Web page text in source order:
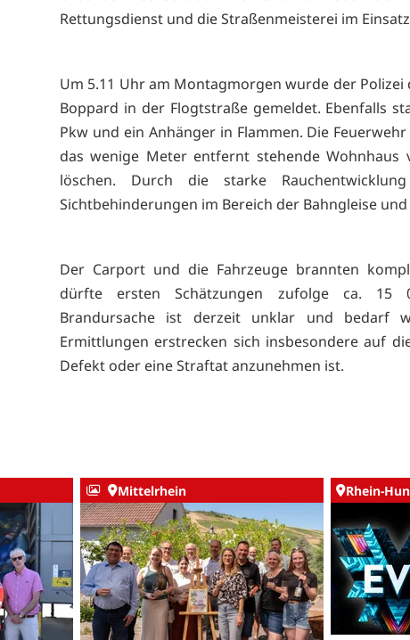
Rettungsdienst und die Straßenmeisterei im
Um 5.11 Uhr am Montagmorgen wurde der Polizei
Boppard in der Flogtstraße gemeldet. Ebenfalls
Pkw und ein Anhänger in Flammen. Die
das wenige Meter entfernt stehende Wohnhaus
löschen. Durch die starke
Sichtbehinderungen im Bereich der Bahngleise und
Der Carport und die Fahrzeuge brannten
dürfte ersten Schätzungen zufolge ca. 15
Brandursache ist derzeit unklar und bedarf
Ermittlungen erstrecken sich insbesondere auf
Defekt oder eine Straftat anzunehmen ist.
Mittelrhein Rhein-